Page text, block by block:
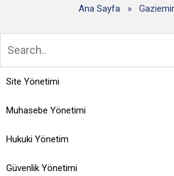
Ana Sayfa »
Site Yönetimi
Muhasebe Yönetimi
Hukuki Yönetim
Güvenlik Yönetimi